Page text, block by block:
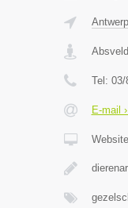
Tel: 03/
E-mail